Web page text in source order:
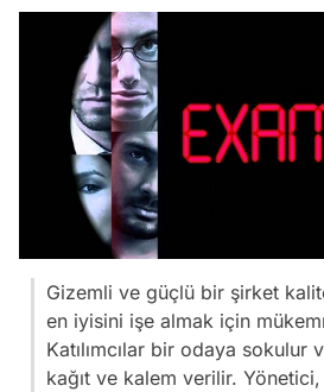
Gizemli ve güçlü bir şirket
en iyisini işe almak için
Katılımcılar bir odaya sokulur
kağıt ve kalem verilir. Yönetici,